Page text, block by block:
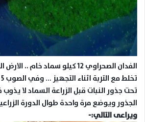
تحت جذور النبات قبل الزراعة السماد لا
الجذور ويوضع مرة واحدة طوال الدورة
ويراعى التالي:-